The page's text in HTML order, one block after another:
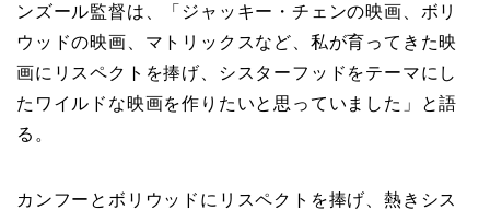
ンズール監督は、「ジャッキー・チェンの映画、ボリ
ウッドの映画、マトリックスなど、私が育ってきた映
画にリスペクトを捧げ、シスターフッドをテーマにし
たワイルドな映画を作りたいと思っていました」と語
る。
カンフーとボリウッドにリスペクトを捧げ、熱きシス